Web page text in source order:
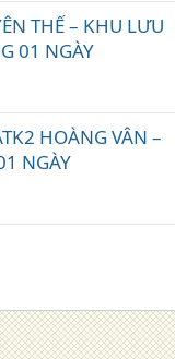
THẾ – KHU LƯU
01 NGÀY
HOÀNG VÂN –
NGÀY